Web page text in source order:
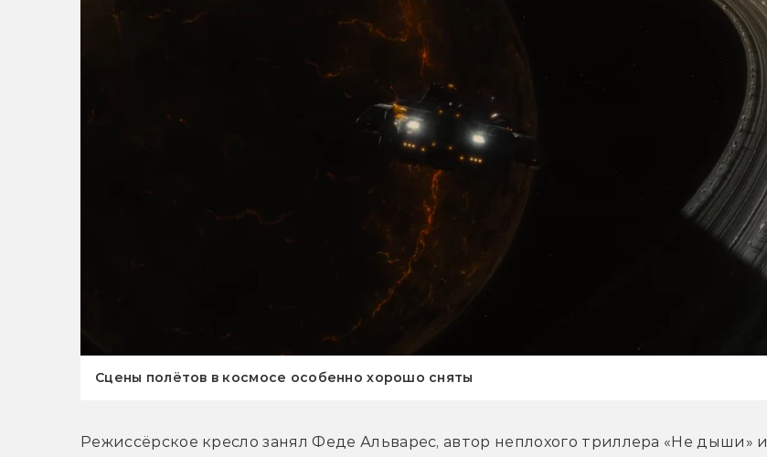
Сцены полётов в космосе особенно хорошо сняты
Режиссёрское кресло занял Феде Альварес, автор неплохого триллера «Не дыши» и